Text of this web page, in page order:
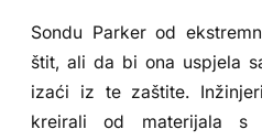
Sondu Parker od
štit, ali da bi ona uspjela
izaći iz te zaštite.
kreirali od materijala s